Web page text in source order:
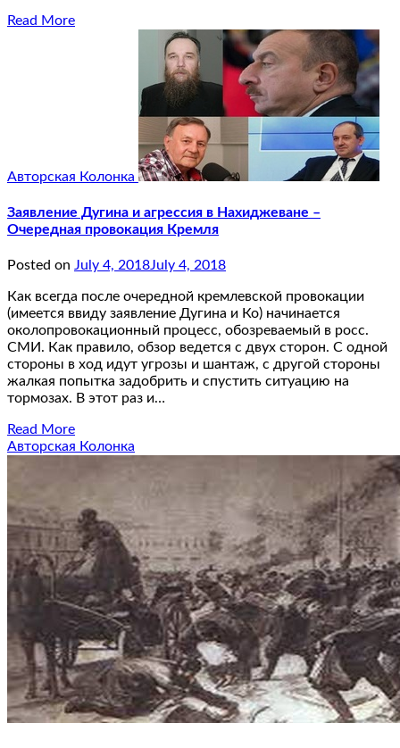
Read More
Авторская Колонка
Заявление Дугина и агрессия в Нахиджеване –
Очередная провокация Кремля
Posted on July 4, 2018July 4, 2018
Как всегда после очередной кремлевской провокации
(имеется ввиду заявление Дугина и Ко) начинается
околопровокационный процесс, обозреваемый в росс.
СМИ. Как правило, обзор ведется с двух сторон. С одной
стороны в ход идут угрозы и шантаж, с другой стороны
жалкая попытка задобрить и спустить ситуацию на
тормозах. В этот раз и…
Read More
Авторская Колонка